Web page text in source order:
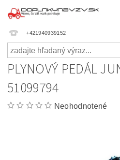
+421940939152
PLYNOVÝ PEDÁL
51099794
Neohodnotené